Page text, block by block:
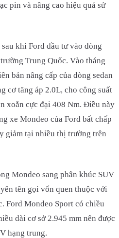
pin và nâng cao hiệu quả sử
khi Ford đầu tư vào dòng
Trung Quốc. Vào tháng
bản nâng cấp của dòng sedan
cơ tăng áp 2.0L, cho công suất
xoắn cực đại 408 Nm. Điều này
xe Mondeo của Ford bất chấp
giảm tại nhiều thị trường trên
Mondeo sang phân khúc SUV
tên gọi vốn quen thuộc với
Ford Mondeo Sport có chiều
dài cơ sở 2.945 mm nên được
hạng trung.